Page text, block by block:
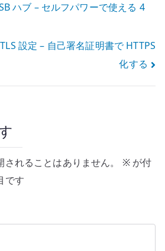
ハブ – セルフパワーで使える 4
設定 – 自己署名証明書で HTTPS
化する
れることはありません。 ※が付
です